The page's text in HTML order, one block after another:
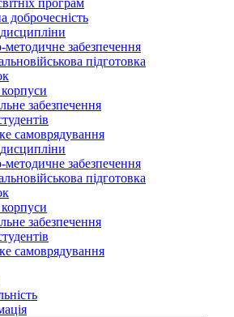
програм
доброчесність
методичне забезпечення
підготовка
забезпечення
самоврядування
методичне забезпечення
підготовка
забезпечення
самоврядування